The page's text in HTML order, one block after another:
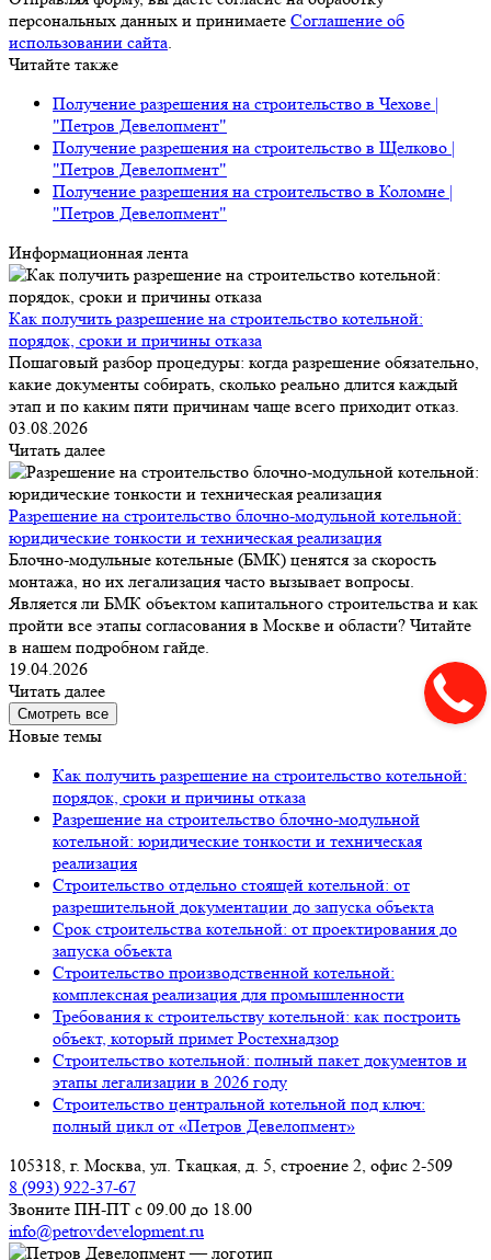
персональных данных и принимаете Соглашение об
использовании сайта
Читайте также
Получение разрешения на строительство в Чехове |
"Петров Девелопмент"
Получение разрешения на строительство в Щелково |
"Петров Девелопмент"
Получение разрешения на строительство в Коломне |
"Петров Девелопмент"
Информационная лента
Как получить разрешение на строительство котельной:
порядок, сроки и причины отказа
Пошаговый разбор процедуры: когда разрешение обязательно,
какие документы собирать, сколько реально длится каждый
этап и по каким пяти причинам чаще всего приходит отказ.
03.08.2026
Читать далее
Разрешение на строительство блочно-модульной котельной:
юридические тонкости и техническая реализация
Блочно-модульные котельные (БМК) ценятся за скорость
монтажа, но их легализация часто вызывает вопросы.
Является ли БМК объектом капитального строительства и как
пройти все этапы согласования в Москве и области? Читайте
в нашем подробном гайде.
19.04.2026
Читать далее
Смотреть все
Новые темы
Как получить разрешение на строительство котельной:
порядок, сроки и причины отказа
Разрешение на строительство блочно-модульной
котельной: юридические тонкости и техническая
реализация
Строительство отдельно стоящей котельной: от
разрешительной документации до запуска объекта
Срок строительства котельной: от проектирования до
запуска объекта
Строительство производственной котельной:
комплексная реализация для промышленности
Требования к строительству котельной: как построить
объект, который примет Ростехнадзор
Строительство котельной: полный пакет документов и
этапы легализации в 2026 году
Строительство центральной котельной под ключ:
полный цикл от «Петров Девелопмент»
105318, г. Москва, ул. Ткацкая, д. 5, строение 2, офис 2-509
8 (993) 922-37-67
Звоните ПН-ПТ с 09.00 до 18.00
info@petrovdevelopment.ru